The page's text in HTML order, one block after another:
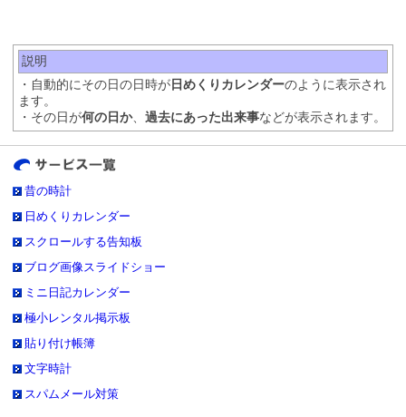
説明
・自動的にその日の日時が 日めくりカレンダーのように表示され
ます。
・その日が何の日か、 過去にあった出来事などが表示されます。
昔の時計
日めくりカレンダー
スクロールする告知板
ブログ画像スライドショー
ミニ日記カレンダー
極小レンタル掲示板
貼り付け帳簿
文字時計
スパムメール対策